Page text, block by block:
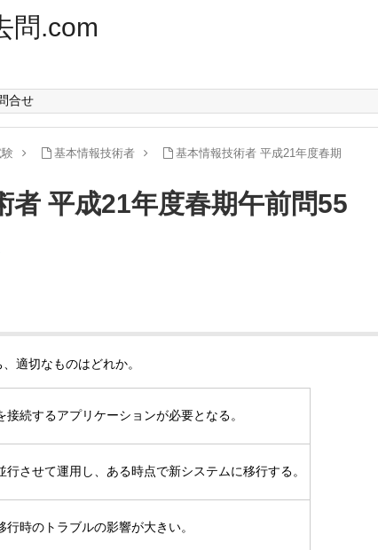
問.com
合せ
基本情報技術者 基本情報技術者 平成21年度春期
者 平成21年度春期午前問55
適切なものはどれか。
接続するアプリケーションが必要となる。
行させて運用し、ある時点で新システムに移行する。
行時のトラブルの影響が大きい。